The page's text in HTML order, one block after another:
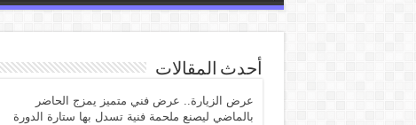
أحدث المقالات
عرض الزيارة.. عرض فني متميز يمزج الحاضر
بالماضي ليصنع ملحمة فنية تسدل بها ستارة الدورة